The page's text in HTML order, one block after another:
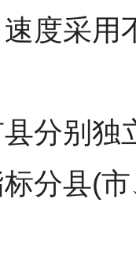
度采用
分别独
分县(